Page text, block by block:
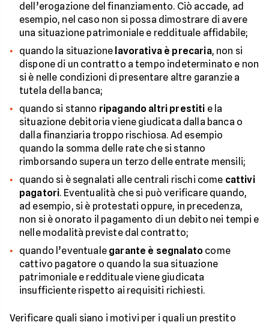
dell’erogazione del finanziamento. Ciò accade, ad
esempio, nel caso non si possa dimostrare di avere
una situazione patrimoniale e reddituale affidabile;
quando la situazione lavorativa è precaria, non si
dispone di un contratto a tempo indeterminato e non
si è nelle condizioni di presentare altre garanzie a
tutela della banca;
quando si stanno ripagando altri prestiti e la
situazione debitoria viene giudicata dalla banca o
dalla finanziaria troppo rischiosa. Ad esempio
quando la somma delle rate che si stanno
rimborsando supera un terzo delle entrate mensili;
quando si è segnalati alle centrali rischi come cattivi
pagatori. Eventualità che si può verificare quando,
ad esempio, si è protestati oppure, in precedenza,
non si è onorato il pagamento di un debito nei tempi e
nelle modalità previste dal contratto;
quando l’eventuale garante è segnalato come
cattivo pagatore o quando la sua situazione
patrimoniale e reddituale viene giudicata
insufficiente rispetto ai requisiti richiesti.
Verificare quali siano i motivi per i quali un prestito